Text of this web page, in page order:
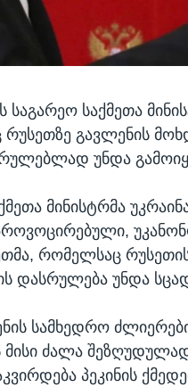
საგარეო საქმეთა
გავლენის
უნდა
მინისტრმა
რომელსაც
დასრულება უნდა
სამხედრო
მისი ძალა
პეკინის